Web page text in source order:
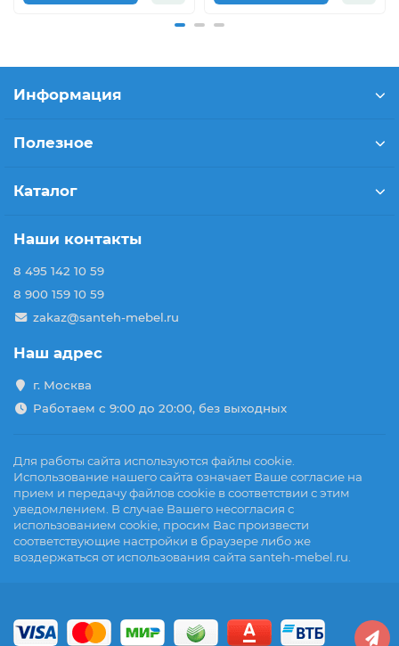
Информация
Полезное
Каталог
Наши контакты
8 495 142 10 59
8 900 159 10 59
zakaz@santeh-mebel.ru
Наш адрес
г. Москва
Работаем с 9:00 до 20:00, без выходных
Для работы сайта используются файлы cookie.
Использование нашего сайта означает Ваше согласие на
прием и передачу файлов cookie в соответствии с этим
уведомлением. В случае Вашего несогласия с
использованием cookie, просим Вас произвести
соответствующие настройки в браузере либо же
воздержаться от использования сайта santeh-mebel.ru.